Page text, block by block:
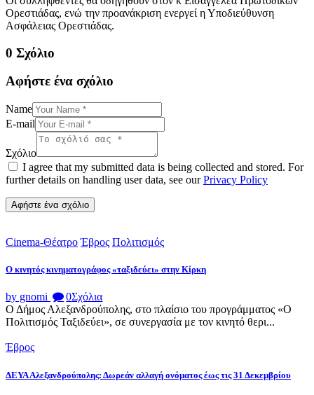
Ορεστιάδας, ενώ την προανάκριση ενεργεί η Υποδιεύθυνση
Ασφάλειας Ορεστιάδας.
0 Σχόλιο
Αφήστε ένα σχόλιο
Name
E-mail
Σχόλιο
I agree that my submitted data is being collected and stored. For
further details on handling user data, see ourPrivacy Policy
Cinema-Θέατρο Έβρος Πολιτισμός
Ο κινητός κινηματογράφος «ταξιδεύει» στην Κίρκη
by gnomi 0Σχόλια
Ο Δήμος Αλεξανδρούπολης, στο πλαίσιο του προγράμματος «Ο
Πολιτισμός Ταξιδεύει», σε συνεργασία με τον κινητό θερι...
Έβρος
ΔΕΥΑ Αλεξανδρούπολης: Δωρεάν αλλαγή ονόματος έως τις 31 Δεκεμβρίου